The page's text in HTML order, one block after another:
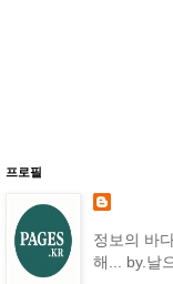
프로필
정보의 바
해... by.날